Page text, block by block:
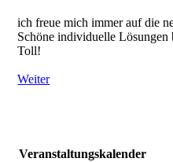
ich freue mich immer auf die
Schöne individuelle
Toll!
Weiter
Veranstaltungskalender